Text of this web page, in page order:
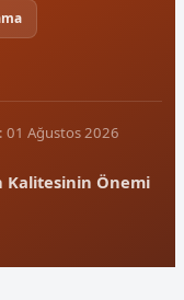
01 Ağustos 2026
Kalitesinin Önemi